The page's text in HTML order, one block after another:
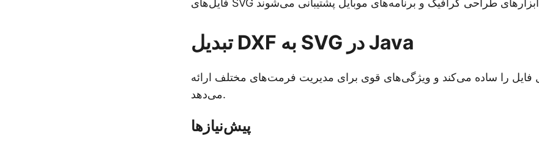
تبدیل DXF به SVG در Java
فایل را ساده می‌کند و ویژگی‌های قوی برای مدیریت فرمت‌های مختلف ارائه
می‌دهد.
پیش‌نیازها